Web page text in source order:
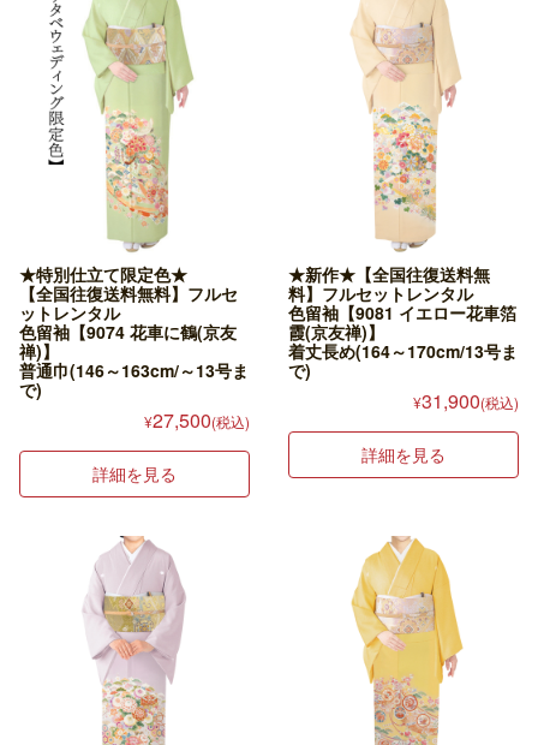
★特別仕立て限定色★
【全国往復送料無料】フルセ
ットレンタル
色留袖【9074 花車に鶴(京友
禅)】
普通巾(146～163cm/～13号ま
で)
¥27,500(税込)
詳細を見る
★新作★【全国往復送料無
料】フルセットレンタル
色留袖【9081 イエロー花車箔
霞(京友禅)】
着丈長め(164～170cm/13号ま
で)
¥31,900(税込)
詳細を見る